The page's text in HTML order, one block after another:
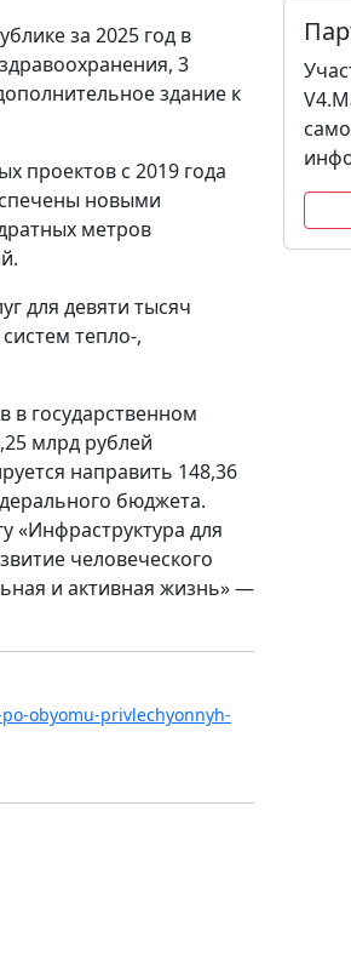
за 2025 год в
3
здание к
проектов c 2019 года
новыми
метров
для девяти тысяч
тепло-,
в государственном
млрд рублей
направить 148,36
бюджета.
для
человеческого
и активная жизнь» —
obyomu-privlechyonnyh-